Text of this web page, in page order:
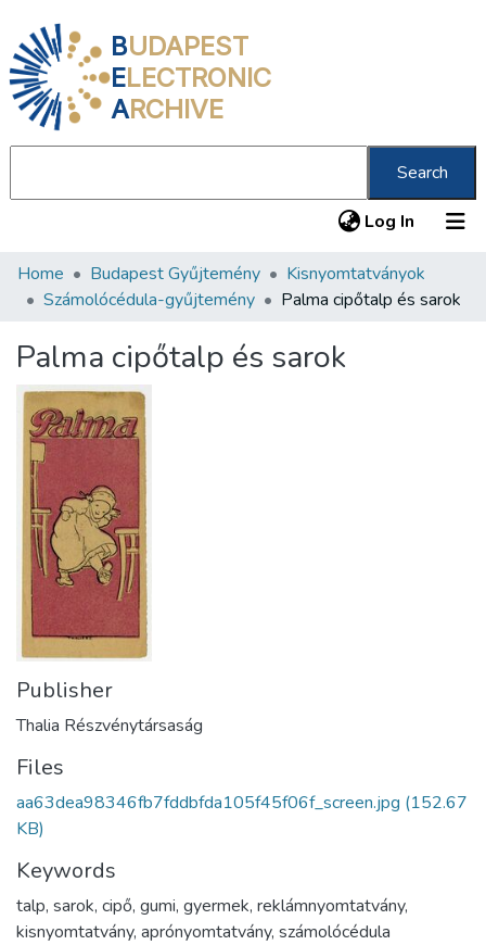
BUDAPEST
ELECTRONIC
ARCHIVE
Search
Log In (current)
Communities & Collections
Statistics
About us
Home Budapest Gyűjtemény
Kisnyomtatványok
Számolócédula-gyűjtemény
Palma cipőtalp és sarok
Palma cipőtalp és sarok
Publisher
Thalia Részvénytársaság
Files
aa63dea98346fb7fddbfda105f45f06f_screen.jpg (152.67
KB)
Keywords
talp, sarok, cipő, gumi, gyermek, reklámnyomtatvány,
kisnyomtatvány, aprónyomtatvány, számolócédula